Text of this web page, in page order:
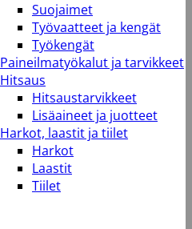
Suojaimet
Työvaatteet ja kengät
Työkengät
Paineilmatyökalut ja tarvikkeet
Hitsaus
Hitsaustarvikkeet
Lisäaineet ja juotteet
Harkot, laastit ja tiilet
Harkot
Laastit
Tiilet